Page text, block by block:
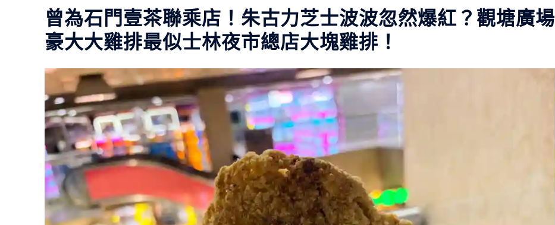
曾為石門壹茶聯乘店！朱古力芝士波波忽然爆紅？觀塘廣場
豪大大雞排最似士林夜市總店大塊雞排！